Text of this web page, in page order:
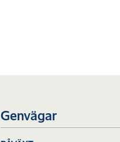
Genvägar